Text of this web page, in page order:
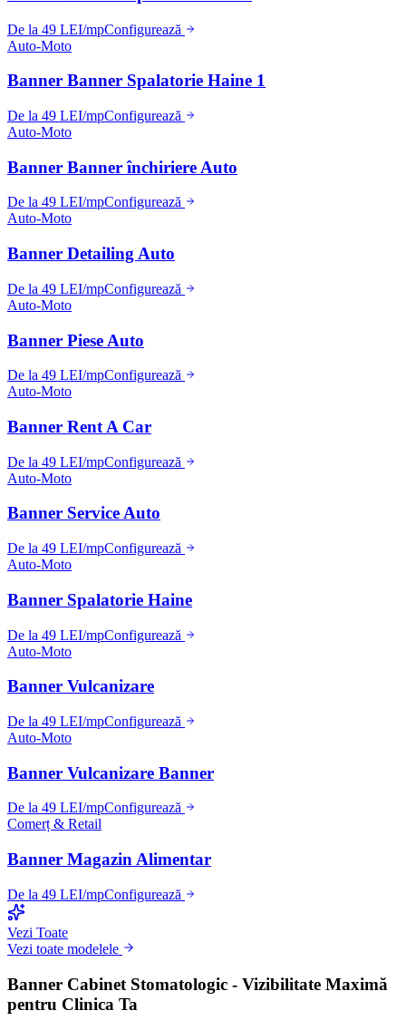
De la 49 LEI/mpConfigurează
Auto-Moto
Banner Banner Spalatorie Haine 1
De la 49 LEI/mpConfigurează
Auto-Moto
Banner Banner închiriere Auto
De la 49 LEI/mpConfigurează
Auto-Moto
Banner Detailing Auto
De la 49 LEI/mpConfigurează
Auto-Moto
Banner Piese Auto
De la 49 LEI/mpConfigurează
Auto-Moto
Banner Rent A Car
De la 49 LEI/mpConfigurează
Auto-Moto
Banner Service Auto
De la 49 LEI/mpConfigurează
Auto-Moto
Banner Spalatorie Haine
De la 49 LEI/mpConfigurează
Auto-Moto
Banner Vulcanizare
De la 49 LEI/mpConfigurează
Auto-Moto
Banner Vulcanizare Banner
De la 49 LEI/mpConfigurează
Comerț & Retail
Banner Magazin Alimentar
De la 49 LEI/mpConfigurează
Vezi Toate
Vezi toate modelele
Banner Cabinet Stomatologic - Vizibilitate Maximă
pentru Clinica Ta